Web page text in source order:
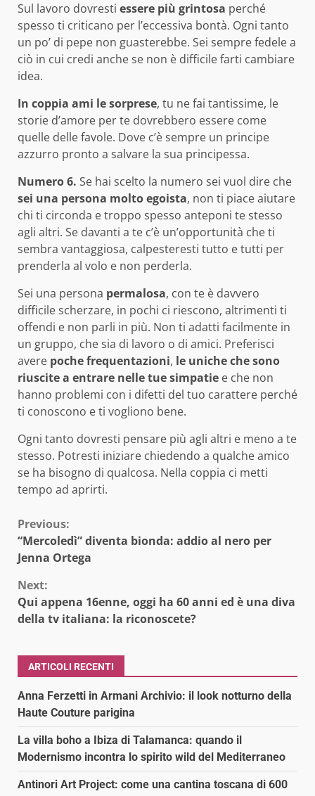
Sul lavoro dovresti essere più grintosa perché
spesso ti criticano per l’eccessiva bontà. Ogni tanto
un po’ di pepe non guasterebbe. Sei sempre fedele a
ciò in cui credi anche se non è difficile farti cambiare
idea.
In coppia ami le sorprese, tu ne fai tantissime, le
storie d’amore per te dovrebbero essere come
quelle delle favole. Dove c’è sempre un principe
azzurro pronto a salvare la sua principessa.
Numero 6. Se hai scelto la numero sei vuol dire che
sei una persona molto egoista, non ti piace aiutare
chi ti circonda e troppo spesso anteponi te stesso
agli altri. Se davanti a te c’è un’opportunità che ti
sembra vantaggiosa, calpesteresti tutto e tutti per
prenderla al volo e non perderla.
Sei una persona permalosa, con te è davvero
difficile scherzare, in pochi ci riescono, altrimenti ti
offendi e non parli in più. Non ti adatti facilmente in
un gruppo, che sia di lavoro o di amici. Preferisci
avere poche frequentazioni, le uniche che sono
riuscite a entrare nelle tue simpatie e che non
hanno problemi con i difetti del tuo carattere perché
ti conoscono e ti vogliono bene.
Ogni tanto dovresti pensare più agli altri e meno a te
stesso. Potresti iniziare chiedendo a qualche amico
se ha bisogno di qualcosa. Nella coppia ci metti
tempo ad aprirti.
Continue
Reading
Previous:
“Mercoledì” diventa bionda: addio al nero per
Jenna Ortega
Next:
Qui appena 16enne, oggi ha 60 anni ed è una diva
della tv italiana: la riconoscete?
ARTICOLI RECENTI
Anna Ferzetti in Armani Archivio: il look notturno della
Haute Couture parigina
La villa boho a Ibiza di Talamanca: quando il
Modernismo incontra lo spirito wild del Mediterraneo
Antinori Art Project: come una cantina toscana di 600